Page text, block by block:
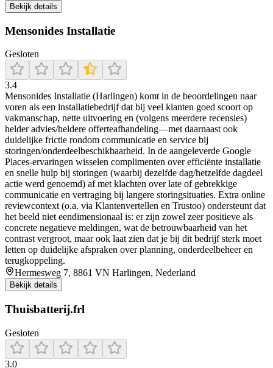
Bekijk details
Mensonides Installatie
Gesloten
3.4
Mensonides Installatie (Harlingen) komt in de beoordelingen naar
voren als een installatiebedrijf dat bij veel klanten goed scoort op
vakmanschap, nette uitvoering en (volgens meerdere recensies)
helder advies/heldere offerteafhandeling—met daarnaast ook
duidelijke frictie rondom communicatie en service bij
storingen/onderdeelbeschikbaarheid. In de aangeleverde Google
Places-ervaringen wisselen complimenten over efficiënte installatie
en snelle hulp bij storingen (waarbij dezelfde dag/hetzelfde dagdeel
actie werd genoemd) af met klachten over late of gebrekkige
communicatie en vertraging bij langere storingsituaties. Extra online
reviewcontext (o.a. via Klantenvertellen en Trustoo) ondersteunt dat
het beeld niet eendimensionaal is: er zijn zowel zeer positieve als
concrete negatieve meldingen, wat de betrouwbaarheid van het
contrast vergroot, maar ook laat zien dat je bij dit bedrijf sterk moet
letten op duidelijke afspraken over planning, onderdeelbeheer en
terugkoppeling.
Hermesweg 7, 8861 VN Harlingen, Nederland
Bekijk details
Thuisbatterij.frl
Gesloten
3.0